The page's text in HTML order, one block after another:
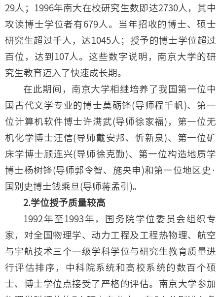
29人；1996年南大在校研究生数即达2730人，其中
攻读博士学位者有679人。当年招收的博士、硕士
研究生超过千人，达1045人；授予的博士学位超过
百位，达到107人。这些数字说明，南京大学的研
究生教育迈入了快速成长期。
在此期间，南京大学相继培养了我国第一位中
国古代文学专业的博士莫砺锋(导师程千帆)、第一
位计算机软件博士许满武(导师徐家福)，第一位无
机化学博士汪信(导师戴安邦、忻新泉)、第一位矿
床学博士顾连兴(导师徐克勤)、第一位构造地质学
博士杨树锋(导师郭令智、施央申)和第一位地区史·
国别史博士钱乘旦(导师蒋孟引)。
2.学位授予质量较高
1992年至1993年，国务院学位委员会组织专
家，对全国物理学、动力工程及工程热物理、航空
与宇航技术三个一级学科学位与研究生教育质量进
行评估排序，中科院系统和高校系统的数百个硕
士、博士学位点接受了严格的评估。南京大学参加